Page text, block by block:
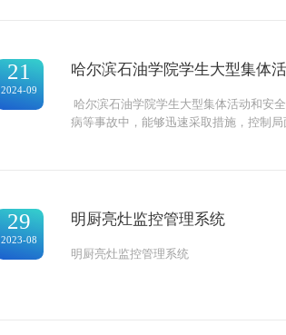
21
2024-09
哈尔滨石油学院学生大型集体
哈尔滨石油学院学生大型集体活动和安
病等事故中，能够迅速采取措施，控制
29
2023-08
明厨亮灶监控管理系统
明厨亮灶监控管理系统